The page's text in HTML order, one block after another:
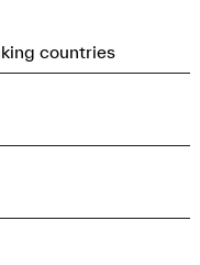
countries